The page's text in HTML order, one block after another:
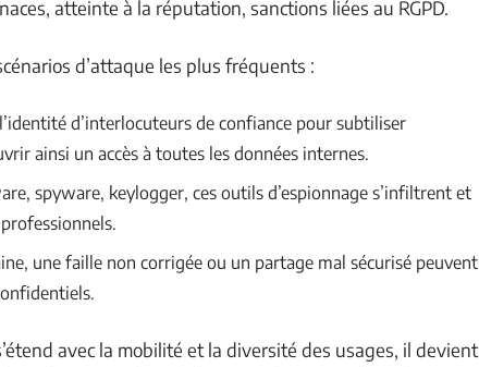
atteinte à la réputation, sanctions liées au RGPD.
d’attaque les plus fréquents :
d’interlocuteurs de confiance pour subtiliser
ainsi un accès à toutes les données internes.
spyware, keylogger, ces outils d’espionnage s’infiltrent et
une faille non corrigée ou un partage mal sécurisé peuvent
avec la mobilité et la diversité des usages, il devient